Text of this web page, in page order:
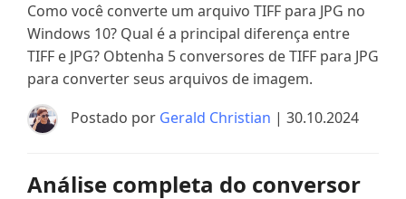
Como você converte um arquivo TIFF para JPG no
Windows 10? Qual é a principal diferença entre
TIFF e JPG? Obtenha 5 conversores de TIFF para JPG
para converter seus arquivos de imagem.
Postado por Gerald Christian | 30.10.2024
Análise completa do conversor